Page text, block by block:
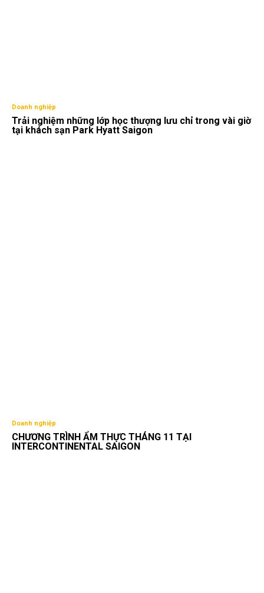
Doanh nghiệp
Trải nghiệm những lớp học thượng lưu chỉ trong vài giờ
tại khách sạn Park Hyatt Saigon
Doanh nghiệp
CHƯƠNG TRÌNH ẨM THỰC THÁNG 11 TẠI
INTERCONTINENTAL SAIGON